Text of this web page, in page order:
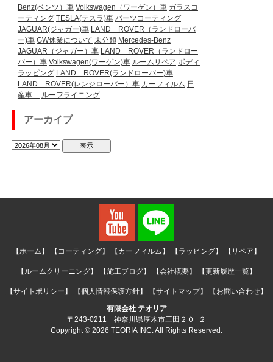
Benz(ベンツ）車 Volkswagen（ワーゲン）車 ガラスコ
ーティング TESLA(テスラ)車 パーツコーティング
JAGUAR(ジャガー)車 LAND ROVER（ランドローバ
ー)車 GW休業について 未分類 Mercedes-Benz
JAGUAR（ジャガー）車 LAND ROVER（ランドロー
バー）車 Volkswagen(ワーゲン)車 ルームリペア ボディ
ラッピング LAND ROVER(ランドローバー)車
LAND ROVER(レンジローバー）車 カーフィルム 日
産車
ルーフライニング
アーカイブ
【ホーム】 【コーティング】 【カーフィルム】 【ラッピング】 【リペア】
【ルームクリーニング】 【施工ブログ】 【会社概要】 【更新履歴一覧】
【サイトポリシー】 【個人情報保護方針】 【サイトマップ】
【お問い合わせ】
有限会社 テオリア
〒243-0211 神奈川県厚木市三田２０−２
Copyright © 2026 TEORIA INC. All Rights Reserved.